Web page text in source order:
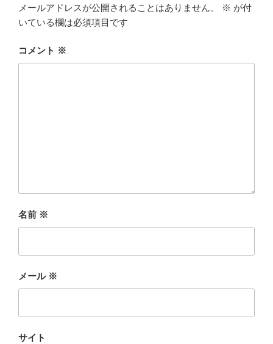
メールアドレスが公開されることはありません。 ※ が付
いている欄は必須項目です
コメント ※
名前 ※
メール ※
サイト